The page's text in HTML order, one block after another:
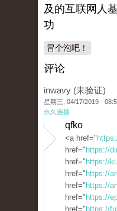
及的互联网人
功
冒个泡吧！
评论
inwavy (未验证)
星期三, 04/17/2019 -
永久连接
qfko
<a href="
href=" https://
href=" https://
href=" https://
href=" https://
href=" https://
href=" https://